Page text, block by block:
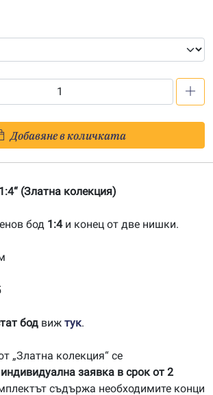
Добавяне в количката
(Златна колекция)
бод 1:4и конец от две нишки.
бод виж тук.
„Златна колекция“ се
заявка в срок от 2
съдържа необходимите конци